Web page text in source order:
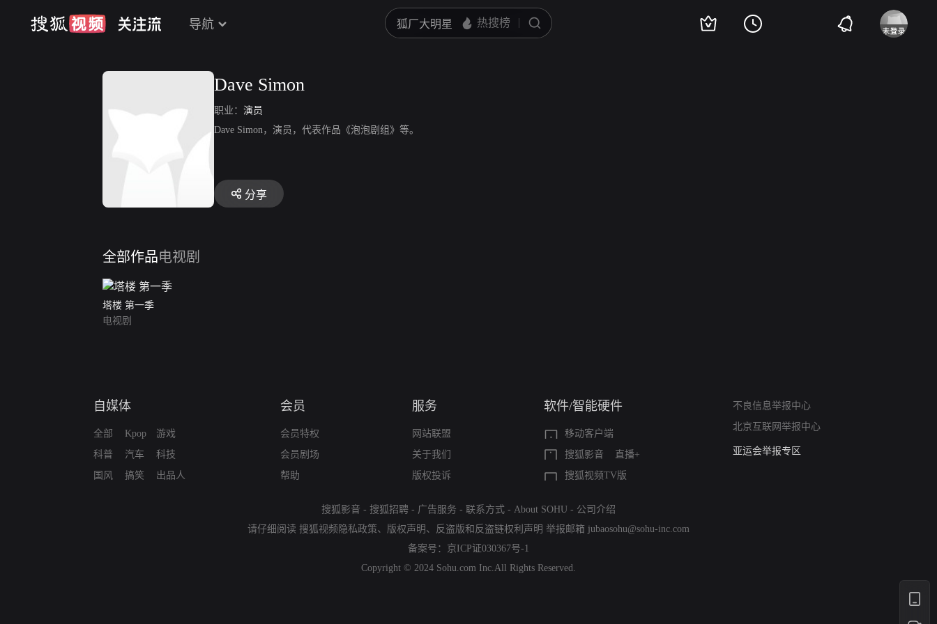
导航
Dave Simon
职业： 演员
Dave Simon，演员，代表作品《泡泡剧组》等。
分享
全部作品电视剧
塔楼 第一季
电视剧
自媒体
全部
科普
国风
Kpop
汽车
搞笑
游戏
科技
出品人
会员
会员特权
会员剧场
帮助
服务
网站联盟
关于我们
版权投诉
软件/智能硬件
移动客户端
搜狐影音
直播+
搜狐视频TV版
不良信息举报中心
北京互联网举报中心
算法推荐专项举报
亚运会举报专区
搜狐影音 - 搜狐招聘 - 广告服务 - 联系方式 - About SOHU - 公司介绍
请仔细阅读 搜狐视频隐私政策、 版权声明 、 反盗版和反盗链权利声明 举报邮箱 jubaosohu@sohu-inc.com
备案号： 京ICP证030367号-1
Copyright © 2024 Sohu.com Inc.All Rights Reserved.